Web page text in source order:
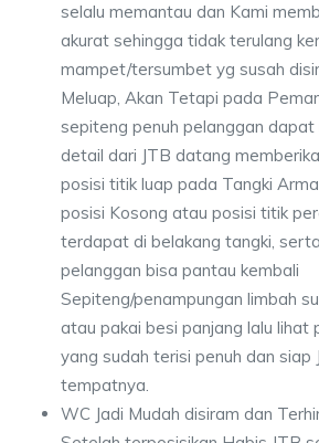
selalu memantau dan Kami
akurat sehingga tidak terulang
mampet/tersumbet yg susah
Meluap, Akan Tetapi pada
sepiteng penuh pelanggan dapat
detail dari JTB datang
posisi titik luap pada Tangki
posisi Kosong atau posisi titik
terdapat di belakang tangki,
pelanggan bisa pantau kembali
Sepiteng/penampungan limbah
atau pakai besi panjang lalu lihat
yang sudah terisi penuh dan siap
tempatnya.
WC Jadi Mudah disiram dan